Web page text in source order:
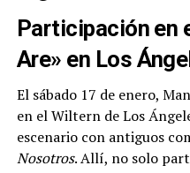
Participación en
Are» en Los
El sábado 17 de enero,
en el Wiltern de Los
escenario con antiguos
Nosotros. Allí, no solo